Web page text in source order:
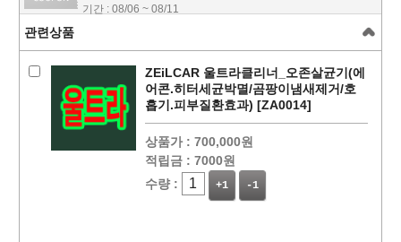
기간 : 08/06 ~ 08/11
관련상품
ZEiLCAR 울트라클리너_오존살균기(에
어콘.히터세균박멸/곰팡이냄새제거/호
흡기.피부질환효과) [ZA0014]
상품가 : 700,000원
적립금 : 7000원
수량 :
+1 -1